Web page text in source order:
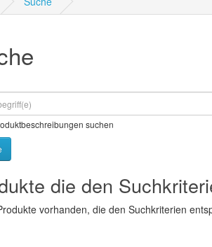
suchen
die den
vorhanden, die den Suchkriterien